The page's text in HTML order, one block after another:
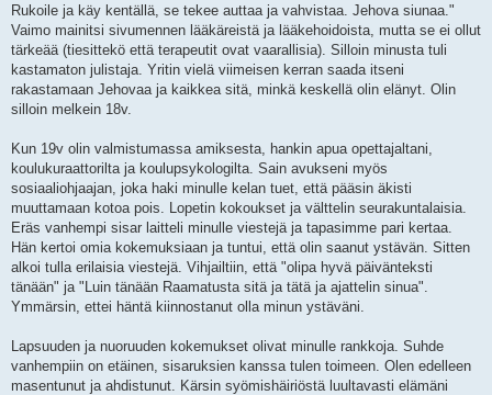
Rukoile ja käy kentällä, se tekee auttaa ja vahvistaa. Jehova siunaa."
Vaimo mainitsi sivumennen lääkäreistä ja lääkehoidoista, mutta se ei ollut
tärkeää (tiesittekö että terapeutit ovat vaarallisia). Silloin minusta tuli
kastamaton julistaja. Yritin vielä viimeisen kerran saada itseni
rakastamaan Jehovaa ja kaikkea sitä, minkä keskellä olin elänyt. Olin
silloin melkein 18v.
Kun 19v olin valmistumassa amiksesta, hankin apua opettajaltani,
koulukuraattorilta ja koulupsykologilta. Sain avukseni myös
sosiaaliohjaajan, joka haki minulle kelan tuet, että pääsin äkisti
muuttamaan kotoa pois. Lopetin kokoukset ja välttelin seurakuntalaisia.
Eräs vanhempi sisar laitteli minulle viestejä ja tapasimme pari kertaa.
Hän kertoi omia kokemuksiaan ja tuntui, että olin saanut ystävän. Sitten
alkoi tulla erilaisia viestejä. Vihjailtiin, että "olipa hyvä päivänteksti
tänään" ja "Luin tänään Raamatusta sitä ja tätä ja ajattelin sinua".
Ymmärsin, ettei häntä kiinnostanut olla minun ystäväni.
Lapsuuden ja nuoruuden kokemukset olivat minulle rankkoja. Suhde
vanhempiin on etäinen, sisaruksien kanssa tulen toimeen. Olen edelleen
masentunut ja ahdistunut. Kärsin syömishäiriöstä luultavasti elämäni